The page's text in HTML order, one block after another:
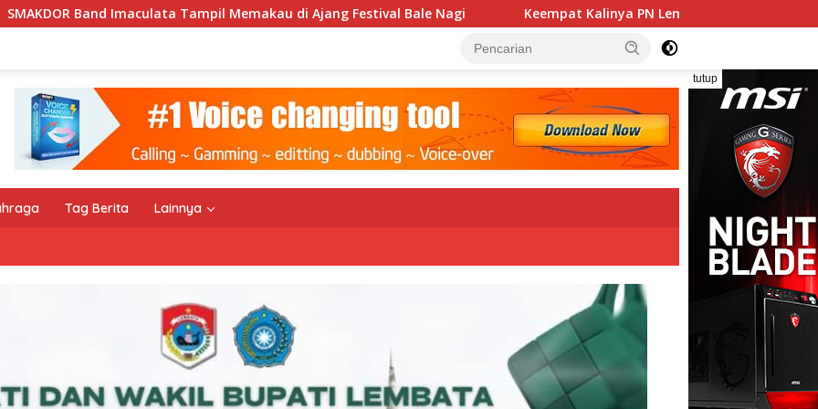
Memakau di Ajang Festival Bale Nagi Keempat Kalinya PN Lembata Kabulkan Eksepsi, Kado Songsong
tutup
Tag Berita Lainnya